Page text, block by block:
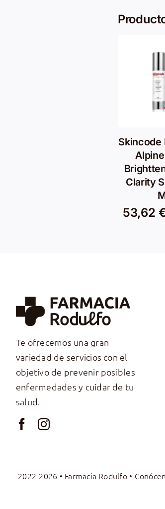
Skincode
Clarity
53,62
Te ofrecemos una gran
variedad de servicios con el
objetivo de prevenir posibles
enfermedades y cuidar de tu
salud.
2022-2026 • Farmacia Rodulfo •